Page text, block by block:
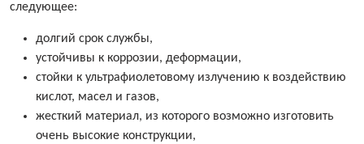
следующее:
долгий срок службы,
устойчивы к коррозии, деформации,
стойки к ультрафиолетовому излучению к воздействию
кислот, масел и газов,
жесткий материал, из которого возможно изготовить
очень высокие конструкции,